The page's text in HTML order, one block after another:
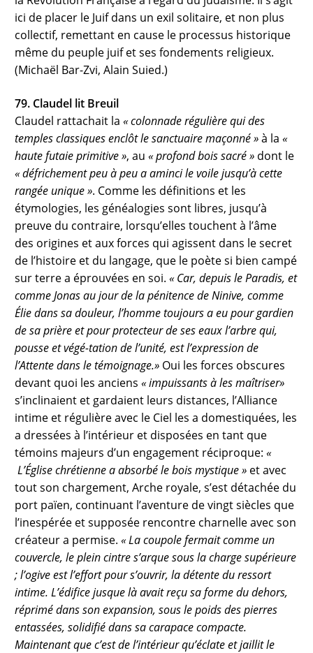
ici de placer le Juif dans un exil solitaire, et non plus
collectif, remettant en cause le processus historique
même du peuple juif et ses fondements religieux.
(Michaël Bar-Zvi, Alain Suied.)
79. Claudel lit Breuil
Claudel rattachait la« colonnade régulière qui des
temples classiques enclôt le sanctuaire maçonné »à la«
haute futaie primitive », au« profond bois sacré » dont le
« défrichement peu à peu a aminci le voile jusqu’à cette
rangée unique ». Comme les définitions et les
étymologies, les généalogies sont libres, jusqu’à
preuve du contraire, lorsqu’elles touchent à l’âme
des origines et aux forces qui agissent dans le secret
de l’histoire et du langage, que le poète si bien campé
sur terre a éprouvées en soi.« Car, depuis le Paradis, et
comme Jonas au jour de la pénitence de Ninive, comme
Élie dans sa douleur, l’homme toujours a eu pour gardien
de sa prière et pour protecteur de ses eaux l’arbre qui,
pousse et végé-tation de l’unité, est l’expression de
l’Attente dans le témoignage.» Oui les forces obscures
devant quoi les anciens« impuissants à les maîtriser»
s’inclinaient et gardaient leurs distances, l’Alliance
intime et régulière avec le Ciel les a domestiquées, les
a dressées à l’intérieur et disposées en tant que
témoins majeurs d’un engagement réciproque:«
L’Église chrétienne a absorbé le bois mystique » et avec
tout son chargement, Arche royale, s’est détachée du
port païen, continuant l’aventure de vingt siècles que
l’inespérée et supposée rencontre charnelle avec son
créateur a permise.« La coupole fermait comme un
couvercle, le plein cintre s’arque sous la charge supérieure
; l’ogive est l’effort pour s’ouvrir, la détente du ressort
intime. L’édifice jusque là avait reçu sa forme du dehors,
réprimé dans son expansion, sous le poids des pierres
entassées, solidifié dans sa carapace compacte.
Maintenant que c’est de l’intérieur qu’éclate et jaillit le